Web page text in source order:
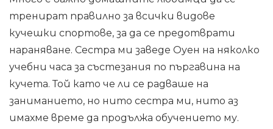
тренират правилно за всички видове
кучешки спортове, за да се предотврати
нараняване. Сестра ми заведе Оуен на няколко
учебни часа за състезания по пъргавина на
кучета. Той като че ли се радваше на
заниманието, но нито сестра ми, нито аз
имахме време да продължа обучението му.